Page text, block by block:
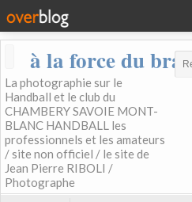
à la force du bras
La photographie sur le
Handball et le club du
CHAMBERY SAVOIE MONT-
BLANC HANDBALL les
professionnels et les amateurs
/ site non officiel / le site de
Jean Pierre RIBOLI /
Photographe